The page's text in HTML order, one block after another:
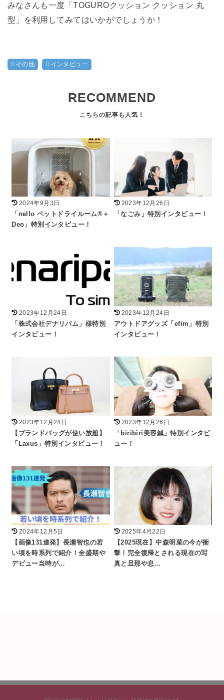
みなさんも一度「TOGUROクッション クッション 丸
型」を利用してみてはいかがでしょうか！
その他 インタビュー
RECOMMEND
2024年9月3日
「nello ペットドライルーム®＋
Deo」特別インタビュー！
2023年12月26日
「なごみ」特別インタビュー！
2023年12月24日
「株式会社デナリパム」様特別
インタビュー！
2023年12月24日
アウトドアグッズ「efim」特別
インタビュー！
2023年12月24日
【ブランドバッグが使い放題】
「Laxus」特別インタビュー！
2023年12月26日
「biribiri美容鍼」特別インタビ
ュー！
2024年12月5日
【画像131連発】長瀬智也の若
い頃を時系列で紹介！全盛期や
デビュー当時が…
2025年4月22日
【2025現在】中森明菜の今が衝
撃！完全復帰とされる現在の写
真と旦那や息…